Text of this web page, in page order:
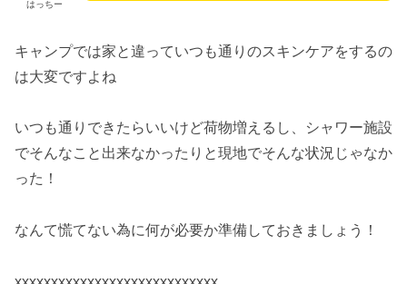
はっちー
キャンプでは家と違っていつも通りのスキンケアをするの
は大変ですよね
いつも通りできたらいいけど荷物増えるし、シャワー施設
でそんなこと出来なかったりと現地でそんな状況じゃなか
った！
なんて慌てない為に何が必要か準備しておきましょう！